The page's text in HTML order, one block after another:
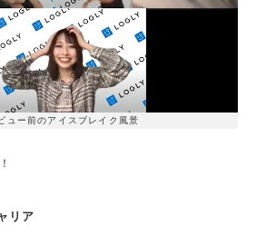
ュー前のアイスブレイク風景
リア